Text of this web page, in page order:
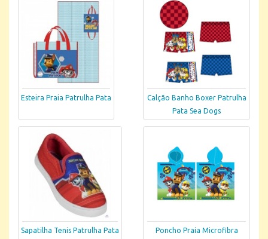
Esteira Praia Patrulha Pata
Calção Banho Boxer Patrulha
Pata Sea Dogs
Sapatilha Tenis Patrulha Pata
Poncho Praia Microfibra